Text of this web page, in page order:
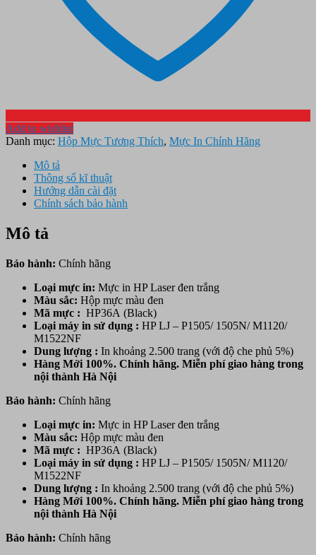
Add to wishlist
Danh mục: Hộp Mực Tương Thích, Mực In Chính Hãng
Mô tả
Thông số kĩ thuật
Hướng dẫn cài đặt
Chính sách bảo hành
Mô tả
Bảo hành: Chính hãng
Loại mực in: Mực in HP Laser đen trắng
Màu sắc: Hộp mực màu đen
Mã mực : HP36A (Black)
Loại máy in sử dụng : HP LJ – P1505/ 1505N/ M1120/
M1522NF
Dung lượng : In khoảng 2.500 trang (với độ che phủ 5%)
Hàng Mới 100%. Chính hãng. Miễn phí giao hàng trong
nội thành Hà Nội
Bảo hành: Chính hãng
Loại mực in: Mực in HP Laser đen trắng
Màu sắc: Hộp mực màu đen
Mã mực : HP36A (Black)
Loại máy in sử dụng : HP LJ – P1505/ 1505N/ M1120/
M1522NF
Dung lượng : In khoảng 2.500 trang (với độ che phủ 5%)
Hàng Mới 100%. Chính hãng. Miễn phí giao hàng trong
nội thành Hà Nội
Bảo hành: Chính hãng